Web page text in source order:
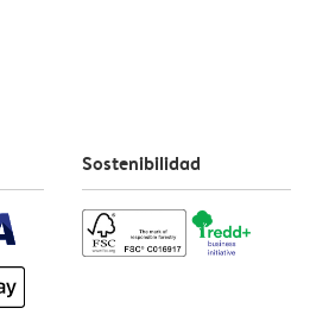
Sostenibilidad